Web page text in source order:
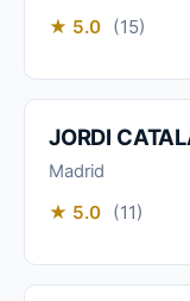
★ 5.0 (15)
JORDI
Madrid
★ 5.0 (11)